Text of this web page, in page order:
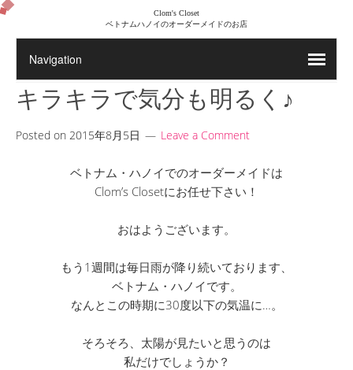
Clom's Closet
ベトナムハノイのオーダーメイドのお店
キラキラで気分も明るく♪
Posted on 2015年8月5日 Leave a Comment
ベトナム・ハノイでのオーダーメイドは
Clom’s Closetにお任せ下さい！
おはようございます。
もう1週間は毎日雨が降り続いております、
ベトナム・ハノイです。
なんとこの時期に30度以下の気温に…。
そろそろ、太陽が見たいと思うのは
私だけでしょうか？